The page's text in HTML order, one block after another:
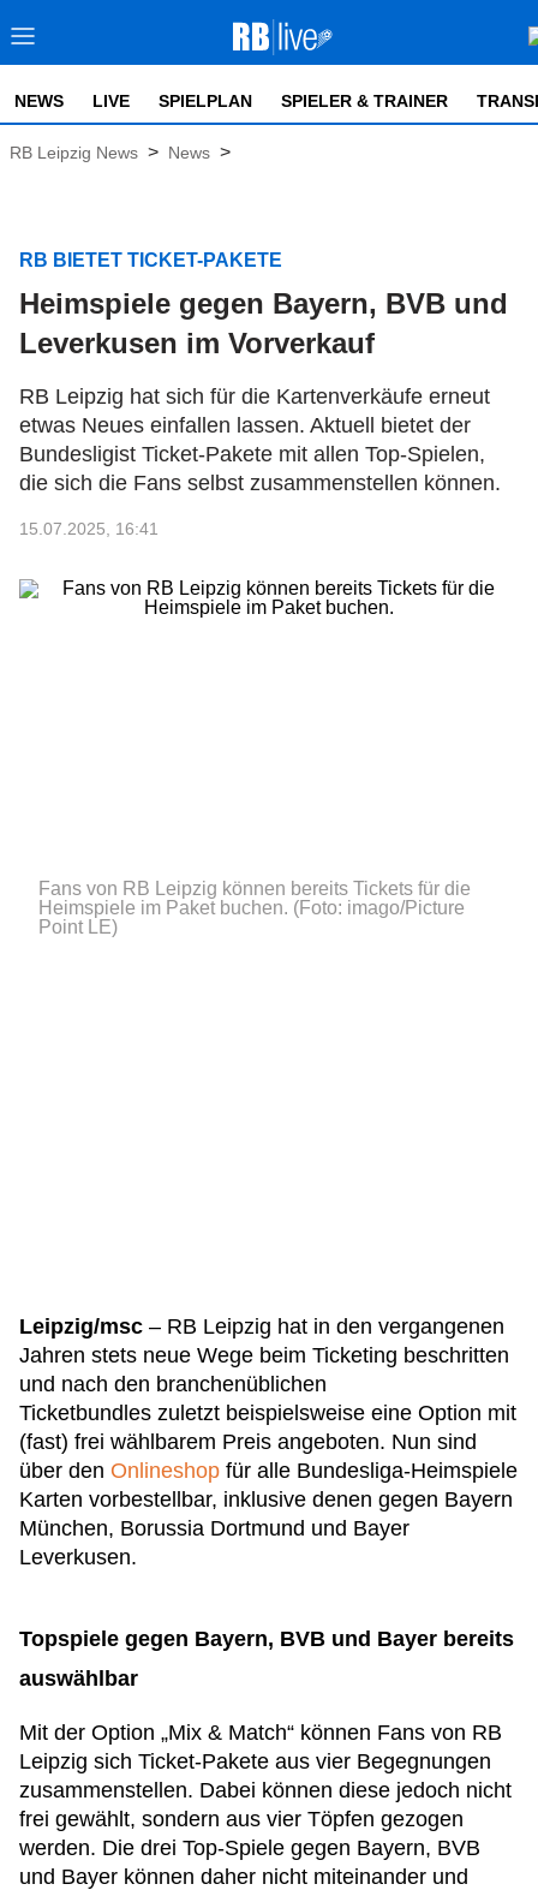
NEWS LIVE SPIELPLAN SPIELER & TRAINER
RB Leipzig News > News >
RB BIETET TICKET-PAKETE
Heimspiele gegen Bayern, BVB und
Leverkusen im Vorverkauf
RB Leipzig hat sich für die Kartenverkäufe erneut
etwas Neues einfallen lassen. Aktuell bietet der
Bundesligist Ticket-Pakete mit allen Top-Spielen,
die sich die Fans selbst zusammenstellen können.
15.07.2025, 16:41
Fans von RB Leipzig können bereits Tickets für die
Heimspiele im Paket buchen. (Foto: imago/Picture
Point LE)
Leipzig/msc – RB Leipzig hat in den vergangenen
Jahren stets neue Wege beim Ticketing beschritten
und nach den branchenüblichen
Ticketbundles zuletzt beispielsweise eine Option mit
(fast) frei wählbarem Preis angeboten. Nun sind
über den Onlineshop für alle Bundesliga-Heimspiele
Karten vorbestellbar, inklusive denen gegen Bayern
München, Borussia Dortmund und Bayer
Leverkusen.
Topspiele gegen Bayern, BVB und Bayer bereits
auswählbar
Mit der Option „Mix & Match“ können Fans von RB
Leipzig sich Ticket-Pakete aus vier Begegnungen
zusammenstellen. Dabei können diese jedoch nicht
frei gewählt, sondern aus vier Töpfen gezogen
werden. Die drei Top-Spiele gegen Bayern, BVB
und Bayer können daher nicht miteinander und